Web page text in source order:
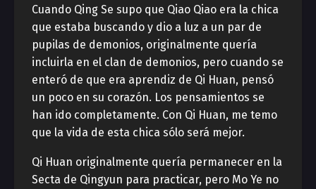
Cuando Qing Se supo que Qiao Qiao era la chica
que estaba buscando y dio a luz a un par de
pupilas de demonios, originalmente quería
incluirla en el clan de demonios, pero cuando se
enteró de que era aprendiz de Qi Huan, pensó
un poco en su corazón. Los pensamientos se
han ido completamente. Con Qi Huan, me temo
que la vida de esta chica sólo será mejor.
Qi Huan originalmente quería permanecer en la
Secta de Qingyun para practicar, pero Mo Ye no